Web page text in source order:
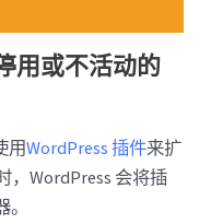
或不活动的
用WordPress 插件来扩
，WordPress 会将插